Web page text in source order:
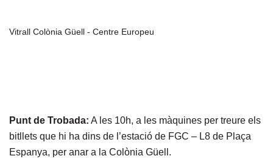
Vitrall Colònia Güell - Centre Europeu
Punt de Trobada: A les 10h, a les màquines per treure els
bitllets que hi ha dins de l’estació de FGC – L8 de Plaça
Espanya, per anar a la Colònia Güell.